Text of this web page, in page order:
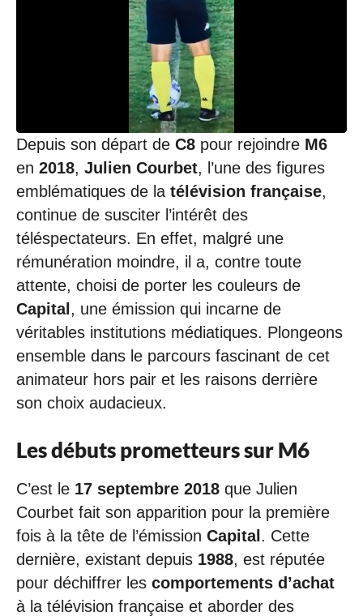
Depuis son départ de C8 pour rejoindre M6
en 2018, Julien Courbet, l’une des figures
emblématiques de la télévision française,
continue de susciter l’intérêt des
téléspectateurs. En effet, malgré une
rémunération moindre, il a, contre toute
attente, choisi de porter les couleurs de
Capital , une émission qui incarne de
véritables institutions médiatiques. Plongeons
ensemble dans le parcours fascinant de cet
animateur hors pair et les raisons derrière
son choix audacieux.
Les débuts prometteurs sur M6
C’est le 17 septembre 2018 que Julien
Courbet fait son apparition pour la première
fois à la tête de l’émission Capital . Cette
dernière, existant depuis 1988, est réputée
pour déchiffrer les comportements d’achat
à la télévision française et aborder des